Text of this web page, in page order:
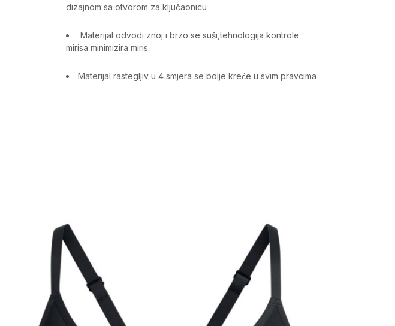
dizajnom sa otvorom za ključaonicu
Materijal odvodi znoj i brzo se suši,tehnologija kontrole
mirisa minimizira miris
Materijal rastegljiv u 4 smjera se bolje kreće u svim pravcima